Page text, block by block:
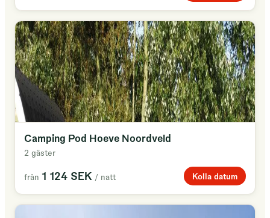
Camping Pod Hoeve Noordveld
2 gäster
från 1 124 SEK / natt Kolla datum